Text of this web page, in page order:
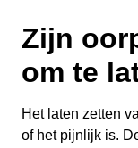
Zijn
om te
Het laten zetten
of het pijnlijk is.